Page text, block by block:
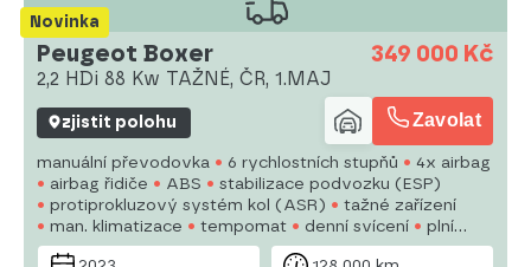
Novinka
Peugeot Boxer
2,2 HDi 88 Kw TAŽNÉ, ČR, 1.MAJ
349 000 Kč
zjistit polohu Zavolat
manuální převodovka 6 rychlostních stupňů
4x airbag
airbag řidiče
ABS
stabilizace podvozku (ESP)
protiprokluzový systém kol (ASR)
tažné zařízení
man. klimatizace
tempomat denní svícení
plní
'EURO VI'
palubní počítač
parkovací senzory zadní